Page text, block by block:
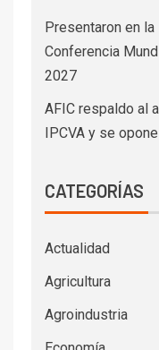
Presentaron en
Conferencia
2027
AFIC respaldo al
IPCVA y se
CATEGORÍAS
Actualidad
Agricultura
Agroindustria